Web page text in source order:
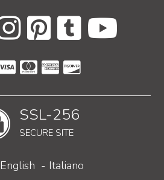
SSL-256
SECURE SITE
English - Italiano